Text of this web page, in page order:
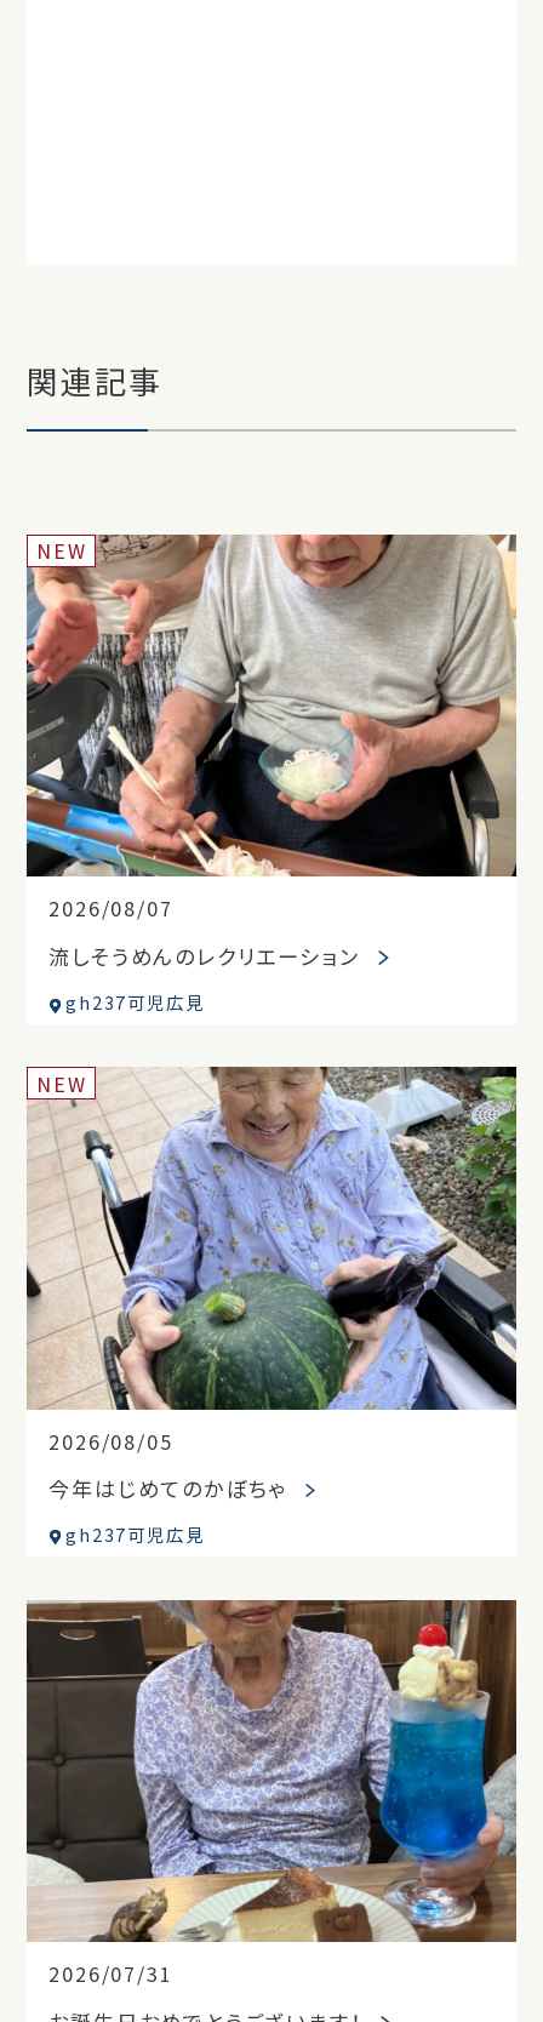
関連記事
2026/08/07
NEW
流しそうめんのレクリエーション
gh237可児広見
2026/08/05
NEW
今年はじめてのかぼちゃ
gh237可児広見
2026/07/31